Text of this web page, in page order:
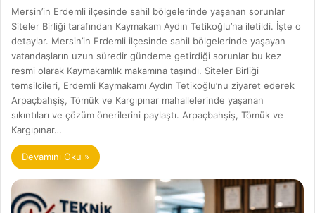
Mersin’in Erdemli ilçesinde sahil bölgelerinde yaşanan sorunlar
Siteler Birliği tarafından Kaymakam Aydın Tetikoğlu’na iletildi. İşte o
detaylar. Mersin’in Erdemli ilçesinde sahil bölgelerinde yaşayan
vatandaşların uzun süredir gündeme getirdiği sorunlar bu kez
resmi olarak Kaymakamlık makamına taşındı. Siteler Birliği
temsilcileri, Erdemli Kaymakamı Aydın Tetikoğlu’nu ziyaret ederek
Arpaçbahşiş, Tömük ve Kargıpınar mahallelerinde yaşanan
sıkıntıları ve çözüm önerilerini paylaştı. Arpaçbahşiş, Tömük ve
Kargıpınar…
Devamını Oku »